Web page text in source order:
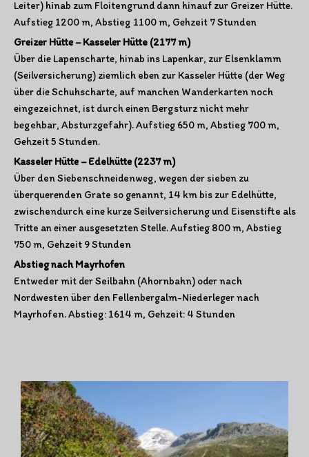
Leiter) hinab zum Floitengrund dann hinauf zur Greizer Hütte.
Aufstieg 1200 m, Abstieg 1100 m, Gehzeit 7 Stunden
Greizer Hütte – Kasseler Hütte (2177 m)
Über die Lapenscharte, hinab ins Lapenkar, zur Elsenklamm
(Seilversicherung) ziemlich eben zur Kasseler Hütte (der Weg
über die Schuhscharte, auf manchen Wanderkarten noch
eingezeichnet, ist durch einen Bergsturz nicht mehr
begehbar, Absturzgefahr). Aufstieg 650 m, Abstieg 700 m,
Gehzeit 5 Stunden.
Kasseler Hütte – Edelhütte (2237 m)
Über den Siebenschneidenweg, wegen der sieben zu
überquerenden Grate so genannt, 14 km bis zur Edelhütte,
zwischendurch eine kurze Seilversicherung und Eisenstifte als
Tritte an einer ausgesetzten Stelle. Aufstieg 800 m, Abstieg
750 m, Gehzeit 9 Stunden
Abstieg nach Mayrhofen
Entweder mit der Seilbahn (Ahornbahn) oder nach
Nordwesten über den Fellenbergalm-Niederleger nach
Mayrhofen. Abstieg: 1614 m, Gehzeit: 4 Stunden